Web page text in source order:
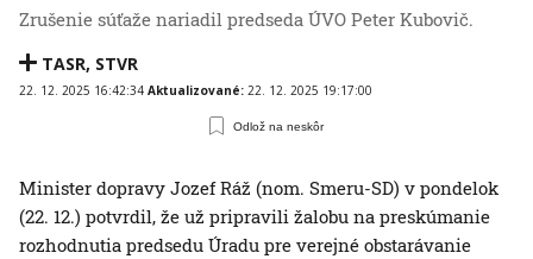
Zrušenie súťaže nariadil predseda ÚVO Peter Kubovič.
TASR, STVR
22. 12. 2025 16:42:34 Aktualizované: 22. 12. 2025 19:17:00
Odlož na neskôr
Minister dopravy Jozef Ráž (nom. Smeru-SD) v pondelok
(22. 12.) potvrdil, že už pripravili žalobu na preskúmanie
rozhodnutia predsedu Úradu pre verejné obstarávanie